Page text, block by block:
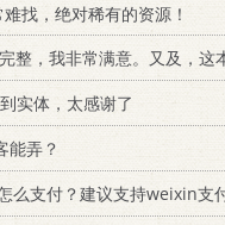
难找，绝对稀有的资源！
，我非常满意。又及，这本《话语
实体，太感谢了
能弄？
么支付？建议支持weixin支